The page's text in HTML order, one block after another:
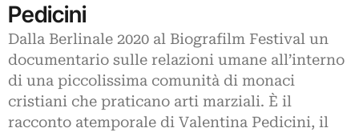
Pedicini
Dalla Berlinale 2020 al Biografilm Festival un
documentario sulle relazioni umane all’interno
di una piccolissima comunità di monaci
cristiani che praticano arti marziali. È il
racconto atemporale di Valentina Pedicini, il